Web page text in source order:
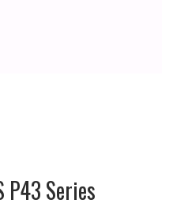
P43 Series